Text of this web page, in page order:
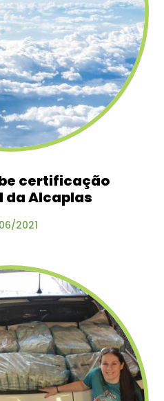
certificação
Alcaplas
2021